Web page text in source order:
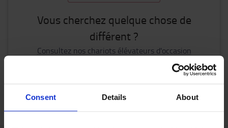
Consent Details About
Vous cherchez quelque chose de
différent ?
Consultez nos chariots élévateurs d'occasion
Rendez-vous pour l'entretien ou la réparation